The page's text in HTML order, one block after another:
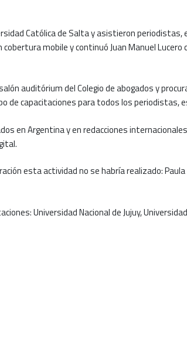
Católica de Salta y asistieron
mobile y continuó Juan Manuel
auditórium del Colegio de abogados y
capacitaciones para todos los periodistas,
en Argentina y en redacciones
esta actividad no se habría realizado:
Universidad Nacional de Jujuy,